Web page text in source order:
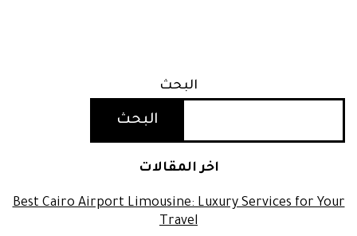
البحث
البحث
اخر المقالات
Best Cairo Airport Limousine: Luxury Services for Your
Travel